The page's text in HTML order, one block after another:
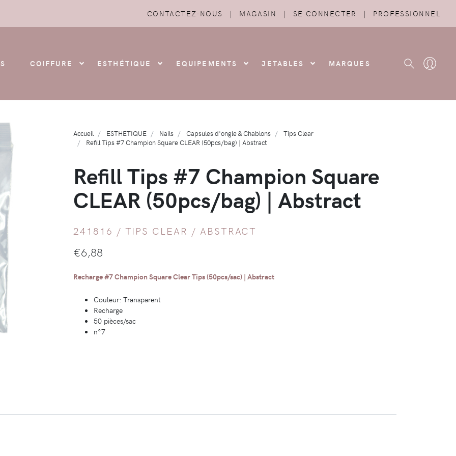
CONTACTEZ-NOUS | MAGASIN | SE CONNECTER | PROFESSIONNEL
COIFFURE ESTHÉTIQUE EQUIPEMENTS JETABLES MARQUES
Accueil ESTHETIQUE Nails Capsules d'ongle & Chablons
Tips Clear
Refill Tips #7 Champion Square CLEAR (50pcs/bag) | Abstract
Refill Tips #7 Champion Square
CLEAR (50pcs/bag) | Abstract
241816 / TIPS CLEAR / ABSTRACT
€6,88
Recharge #7 Champion Square Clear Tips (50pcs/sac) | Abstract
Couleur: Transparent
Recharge
50 pièces/sac
n°7